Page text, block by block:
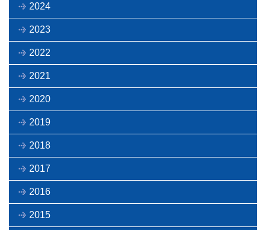
2024
2023
2022
2021
2020
2019
2018
2017
2016
2015